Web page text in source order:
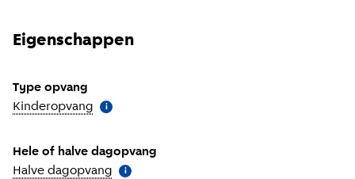
Eigenschappen
Type opvang
Kinderopvang Meer informatie
i
Hele of halve dagopvang
Halve dagopvang Meer informatie
i